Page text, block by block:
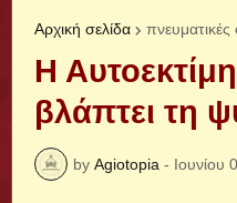
Αρχική σελίδα
Η
βλάπτει τη
by Agiotopia - Ιουνίου